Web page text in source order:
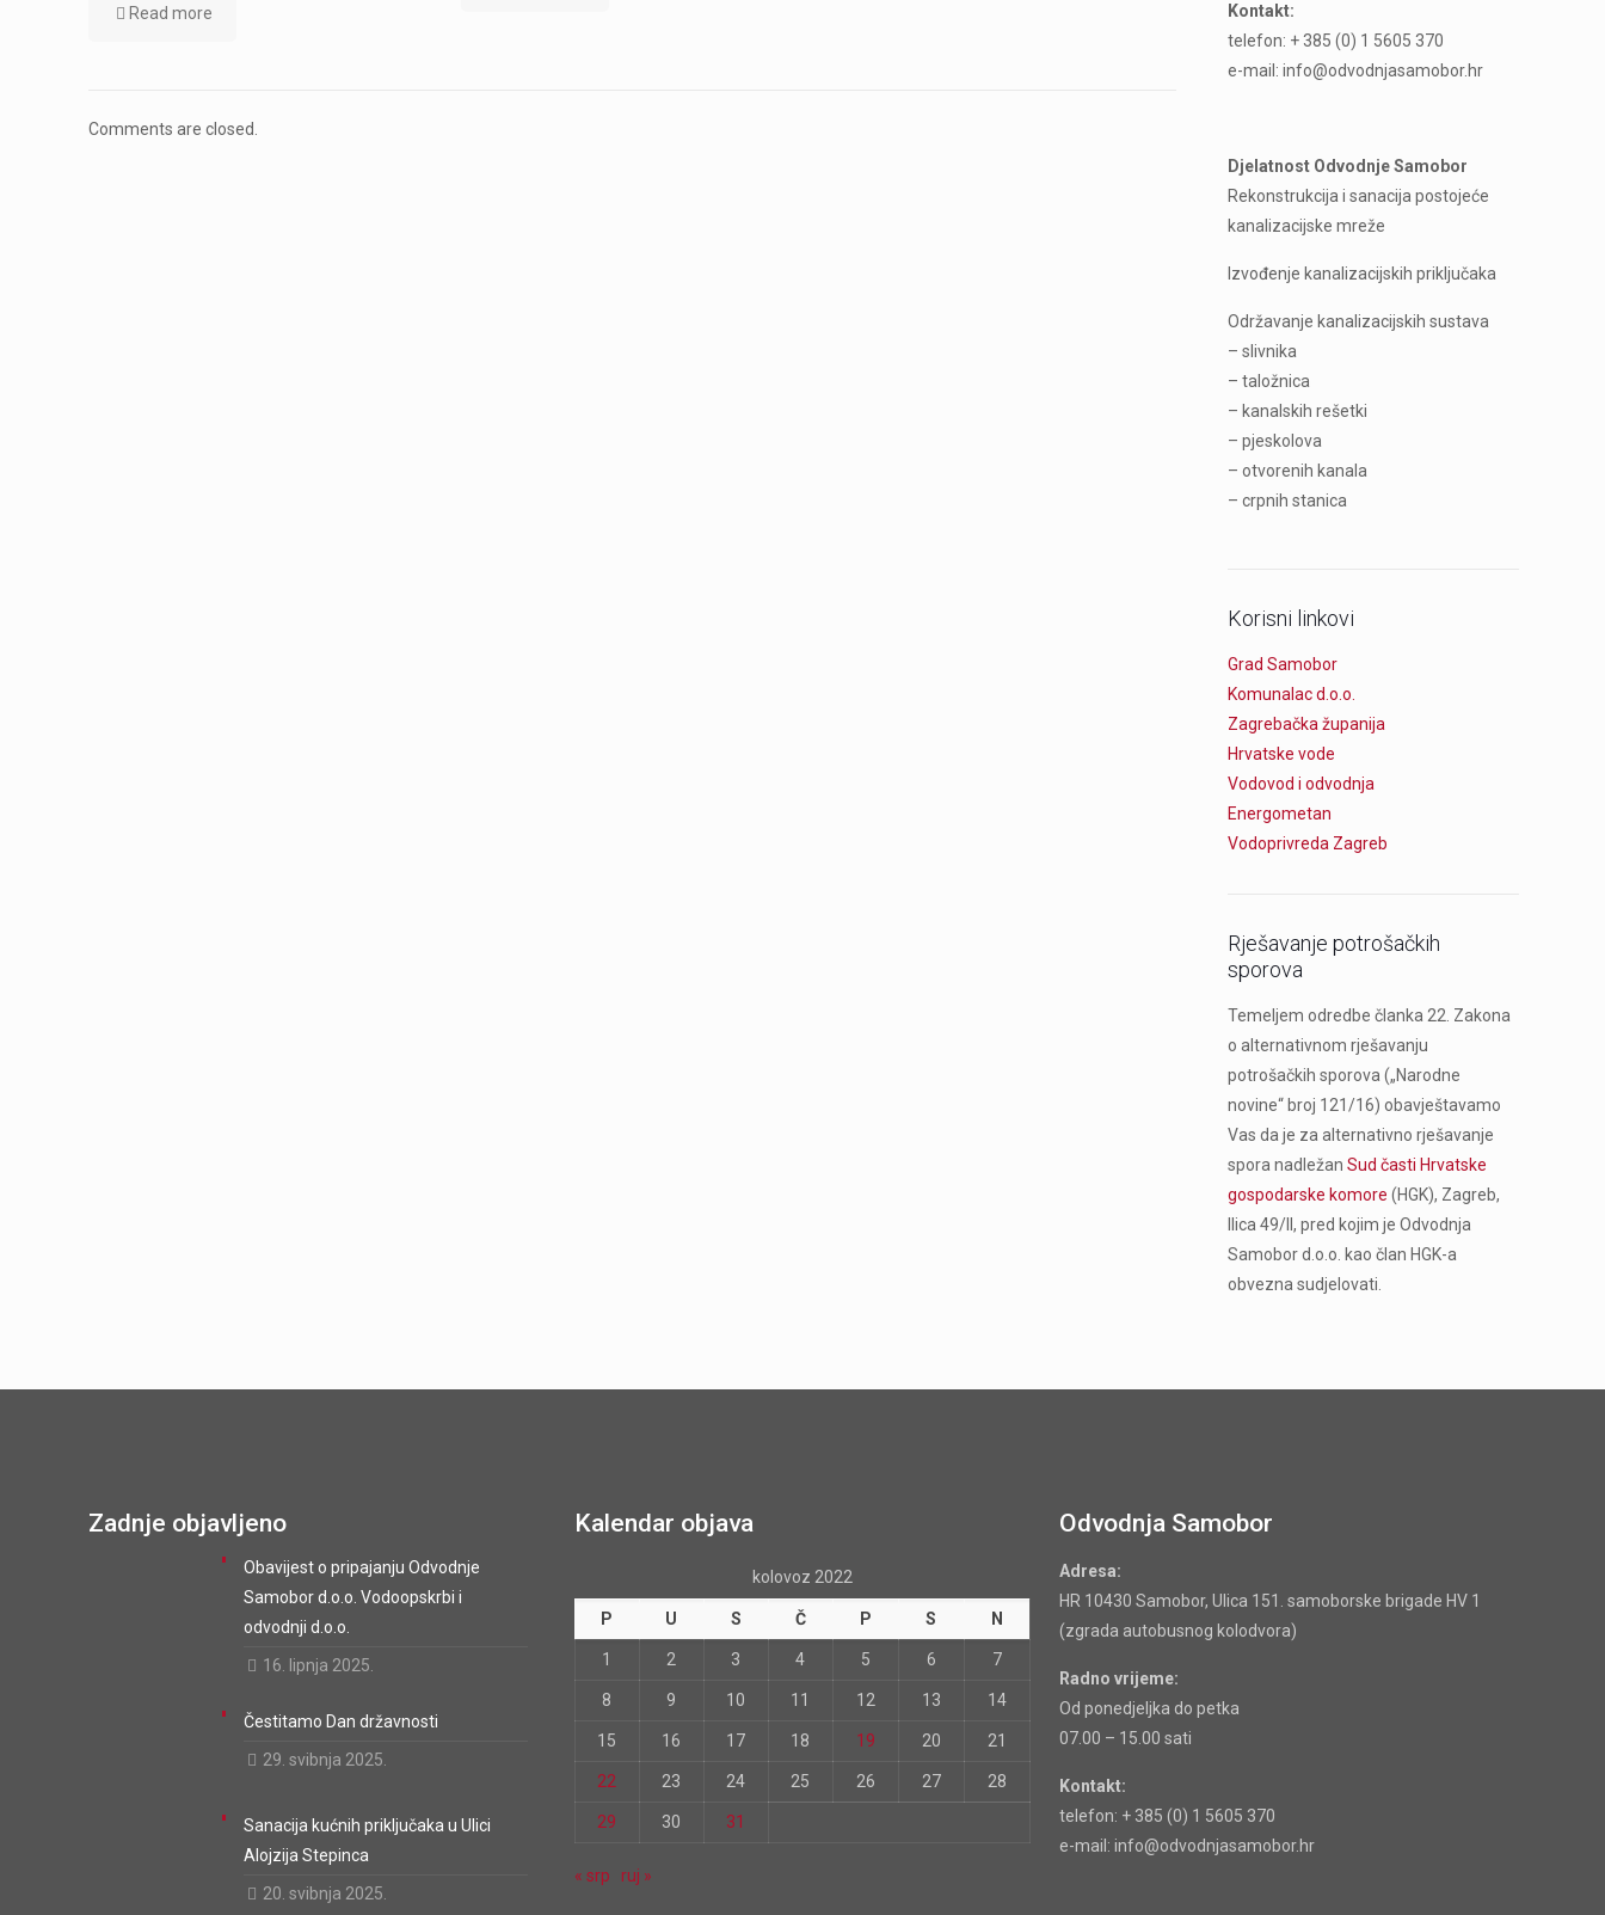
Read more
Comments are closed.
Kontakt:
telefon: + 385 (0) 1 5605 370
e-mail: info@odvodnjasamobor.hr
Djelatnost Odvodnje Samobor
Rekonstrukcija i sanacija postojeće
kanalizacijske mreže
Izvođenje kanalizacijskih priključaka
Održavanje kanalizacijskih sustava
– slivnika
– taložnica
– kanalskih rešetki
– pjeskolova
– otvorenih kanala
– crpnih stanica
Korisni linkovi
Grad Samobor
Komunalac d.o.o.
Zagrebačka županija
Hrvatske vode
Vodovod i odvodnja
Energometan
Vodoprivreda Zagreb
Rješavanje potrošačkih
sporova
Temeljem odredbe članka 22. Zakona
o alternativnom rješavanju
potrošačkih sporova („Narodne
novine“ broj 121/16) obavještavamo
Vas da je za alternativno rješavanje
spora nadležan Sud časti Hrvatske
gospodarske komore (HGK), Zagreb,
Ilica 49/II, pred kojim je Odvodnja
Samobor d.o.o. kao član HGK-a
obvezna sudjelovati.
Zadnje objavljeno
Obavijest o pripajanju Odvodnje
Samobor d.o.o. Vodoopskrbi i
odvodnji d.o.o.
16. lipnja 2025.
Čestitamo Dan državnosti
29. svibnja 2025.
Sanacija kućnih priključaka u Ulici
Alojzija Stepinca
20. svibnja 2025.
Kalendar objava
kolovoz 2022
P U S Č P S N
1 2 3 4 5 6 7
8 9 10 11 12 13 14
15 16 17 18 19 20 21
22 23 24 25 26 27 28
29 30 31
« srp ruj »
Odvodnja Samobor
Adresa:
HR 10430 Samobor, Ulica 151. samoborske brigade HV 1
(zgrada autobusnog kolodvora)
Radno vrijeme:
Od ponedjeljka do petka
07.00 – 15.00 sati
Kontakt:
telefon: + 385 (0) 1 5605 370
e-mail: info@odvodnjasamobor.hr